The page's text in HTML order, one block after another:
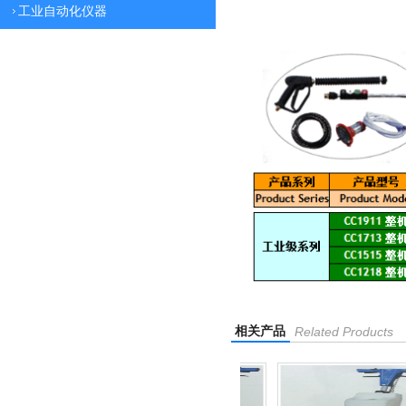
工业自动化仪器
相关产品 Related Products